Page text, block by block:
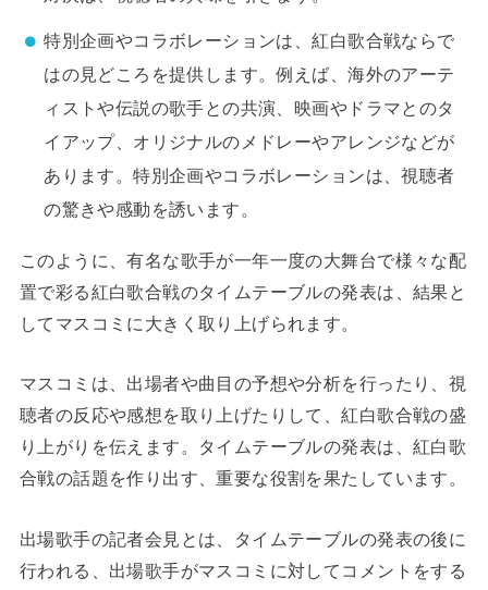
特別企画やコラボレーションは、紅白歌合戦ならで
はの見どころを提供します。例えば、海外のアーテ
ィストや伝説の歌手との共演、映画やドラマとのタ
イアップ、オリジナルのメドレーやアレンジなどが
あります。特別企画やコラボレーションは、視聴者
の驚きや感動を誘います。
このように、有名な歌手が一年一度の大舞台で様々な配
置で彩る紅白歌合戦のタイムテーブルの発表は、結果と
してマスコミに大きく取り上げられます。
マスコミは、出場者や曲目の予想や分析を行ったり、視
聴者の反応や感想を取り上げたりして、紅白歌合戦の盛
り上がりを伝えます。タイムテーブルの発表は、紅白歌
合戦の話題を作り出す、重要な役割を果たしています。
出場歌手の記者会見とは、タイムテーブルの発表の後に
行われる、出場歌手がマスコミに対してコメントをする